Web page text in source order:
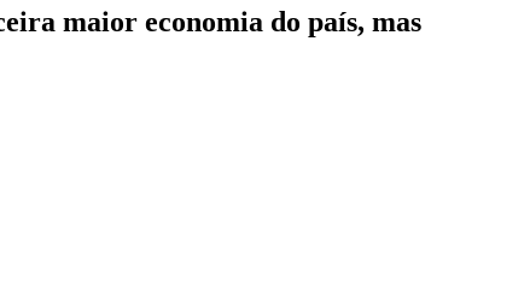
maior economia do país, mas